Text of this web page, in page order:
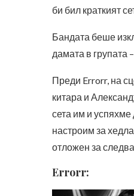
би бил краткият
Бандата беше
дамата в групата
Преди Errorr, на
китара и
сета им и
настроим за
отложен за
Errorr: